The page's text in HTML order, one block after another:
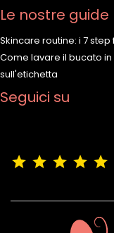
Le nostre guide
Skincare routine: i 7
Come lavare il bucato
sull'etichetta
Seguici su